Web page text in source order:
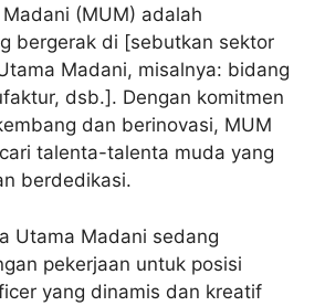
(MUM) adalah
bergerak di [sebutkan sektor
Madani, misalnya: bidang
dsb.]. Dengan komitmen
dan berinovasi, MUM
talenta-talenta muda yang
berdedikasi.
Utama Madani sedang
pekerjaan untuk posisi
yang dinamis dan kreatif